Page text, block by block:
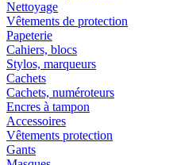
Nettoyage
Vêtements de protection
Papeterie
Cahiers, blocs
Stylos, marqueurs
Cachets
Cachets, numéroteurs
Encres à tampon
Accessoires
Vêtements protection
Gants